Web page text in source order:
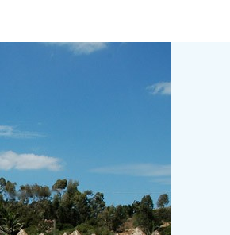
Ibiscus
Villasimius
Plages
Golf